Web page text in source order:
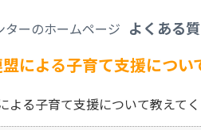
よくある
による子育て支援につい
よる子育て支援について教えて